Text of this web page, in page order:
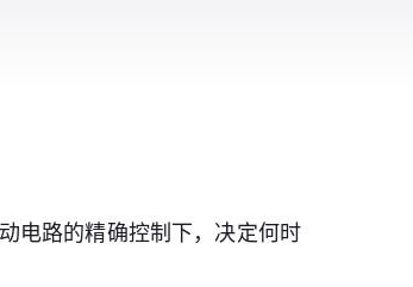
电路的精确控制下，决定何时